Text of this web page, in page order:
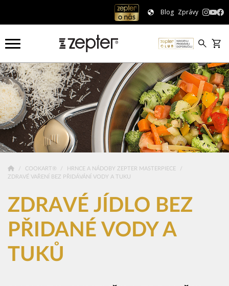
Blog Zprávy
COOKART®
HRNCE A NÁDOBY ZEPTER MASTERPIECE
ZDRAVÉ VAŘENÍ BEZ PŘIDÁVÁNÍ VODY A TUKU
ZDRAVÉ JÍDLO BEZ
PŘIDANÉ VODY A
TUKŮ